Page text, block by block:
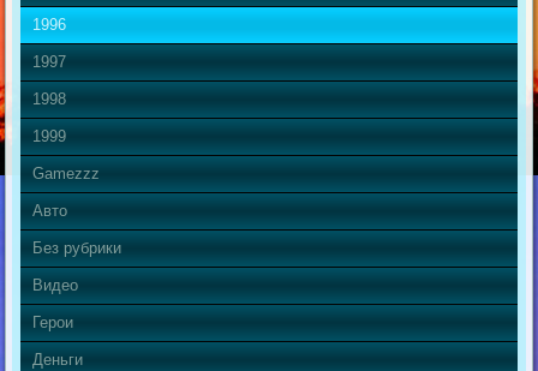
1996
1997
1998
1999
Gamezzz
Авто
Без рубрики
Видео
Герои
Деньги